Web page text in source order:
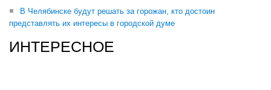
В Челябинске будут решать за горожан, кто достоин
представлять их интересы в городской думе
ИНТЕРЕСНОЕ